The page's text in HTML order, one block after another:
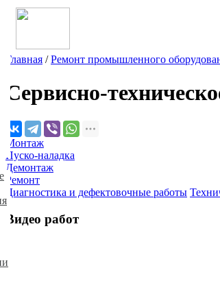
Главная /Ремонт промышленного
Сервисно-
Монтаж
Пуско-наладка
Демонтаж
Ремонт
Диагностика и дефектовочные работы
Видео работ